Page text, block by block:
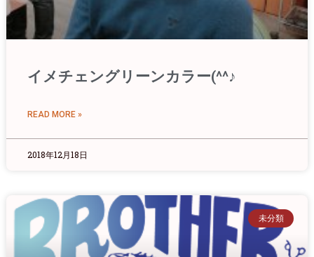
イメチェングリーンカラー(^^♪
READ MORE »
2018年12月18日
未分類